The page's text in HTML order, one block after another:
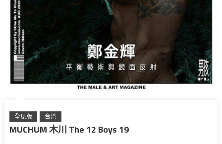
全见版 台湾
MUCHUM 木川 The 12 Boys 19